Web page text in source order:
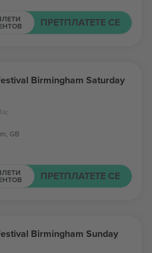
ПРЕТПЛАТЕТЕ СЕ
Birmingham Saturday
GB
ПРЕТПЛАТЕТЕ СЕ
Birmingham Sunday